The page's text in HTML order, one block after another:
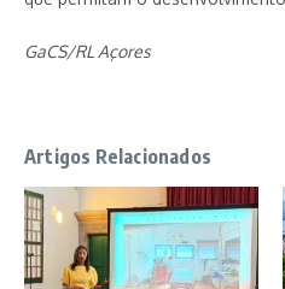
GaCS/RL Açores
Artigos Relacionados